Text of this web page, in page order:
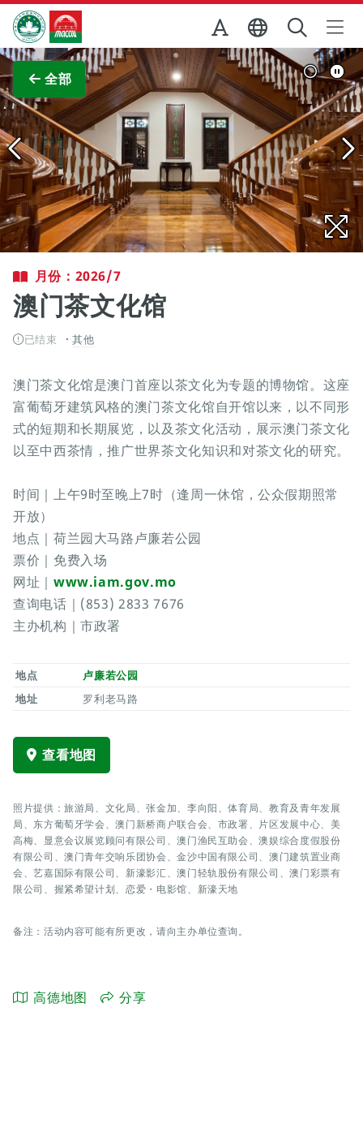
跳至主内容
澳门特别行政区政府旅游局
全部
查看原图
月份：2026/7
澳门茶文化馆
已结束 其他
澳门茶文化馆是澳门首座以茶文化为专题的博物馆。这座
富葡萄牙建筑风格的澳门茶文化馆自开馆以来，以不同形
式的短期和长期展览，以及茶文化活动，展示澳门茶文化
以至中西茶情，推广世界茶文化知识和对茶文化的研究。
时间｜上午9时至晚上7时（逢周一休馆，公众假期照常
开放）
地点｜荷兰园大马路卢廉若公园
票价｜免费入场
网址｜ www.iam.gov.mo
查询电话｜(853) 2833 7676
主办机构｜市政署
地点
卢廉若公园
地址
罗利老马路
查看地图
照片提供：旅游局、文化局、张金加、李向阳、体育局、教育及青年发展
局、东方葡萄牙学会、澳门新桥商户联合会、市政署、片区发展中心、美
高梅、显意会议展览顾问有限公司、澳门渔民互助会、澳娱综合度假股份
有限公司、澳门青年交响乐团协会、金沙中国有限公司、澳门建筑置业商
会、艺嘉国际有限公司、新濠影汇、澳门轻轨股份有限公司、澳门彩票有
限公司、握紧希望计划、恋爱・电影馆、新濠天地
备注：活动内容可能有所更改，请向主办单位查询。
高德地图 分享